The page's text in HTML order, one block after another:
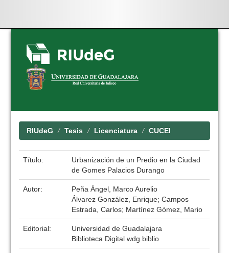
Skip
navigation
RIUdeG Tesis Licenciatura CUCEI
Título:
Urbanización de un Predio en la Ciudad
de Gomes Palacios Durango
Autor:
Peña Ángel, Marco Aurelio
Álvarez González, Enrique; Campos
Estrada, Carlos; Martínez Gómez, Mario
Editorial:
Universidad de Guadalajara
Biblioteca Digital wdg.biblio